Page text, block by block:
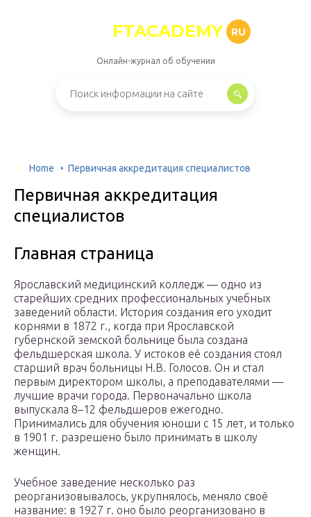
FTACADEMY RU
Онлайн-журнал об обучении
Home Первичная аккредитация специалистов
Первичная аккредитация
специалистов
Главная страница
Ярославский медицинский колледж — одно из
старейших средних профессиональных учебных
заведений области. История создания его уходит
корнями в 1872 г., когда при Ярославской
губернской земской больнице была создана
фельдшерская школа. У истоков её создания стоял
старший врач больницы Н.В. Голосов. Он и стал
первым директором школы, а преподавателями —
лучшие врачи города. Первоначально школа
выпускала 8–12 фельдшеров ежегодно.
Принимались для обучения юноши с 15 лет, и только
в 1901 г. разрешено было принимать в школу
женщин.
Учебное заведение несколько раз
реорганизовывалось, укрупнялось, меняло своё
название: в 1927 г. оно было реорганизовано в